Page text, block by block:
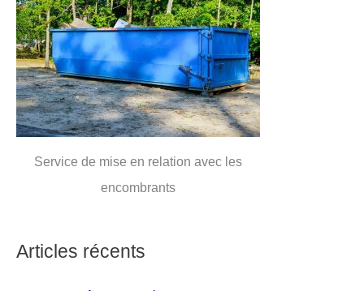
Service de mise en relation avec les
encombrants
Articles récents